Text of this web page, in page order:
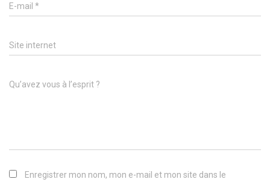
E-mail *
Site internet
Qu’avez vous à l’esprit ?
Enregistrer mon nom, mon e-mail et mon site dans le